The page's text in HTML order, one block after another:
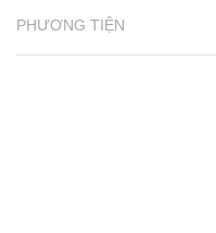
PHƯƠNG TIỆN